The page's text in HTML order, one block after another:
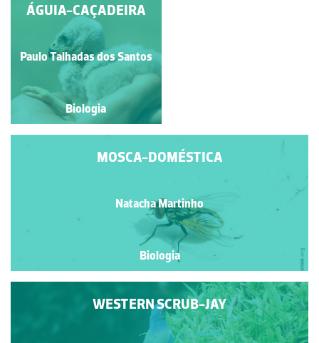
ESCARAVELHO-
VERMELHO OU
ESCARAVELHO-DA-
PALMEIRA
Natacha Martinho
Biologia
MOSCA-DOMÉSTICA
Natacha Martinho
Biologia
WESTERN SCRUB-JAY
ÁGUIA-CAÇADEIRA
Paulo Talhadas dos Santos
Biologia